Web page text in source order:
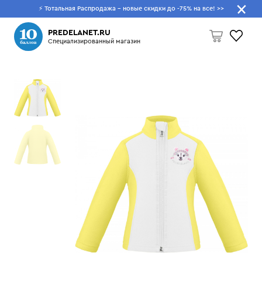
⚡ Тотальная Распродажа - новые скидки до -75% на все! >>
PREDELANET.RU
Специализированный магазин
Пусто
Что будем искать?